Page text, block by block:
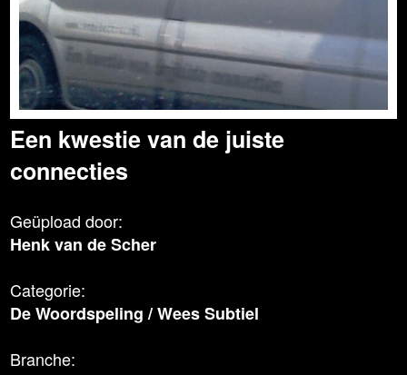
Een kwestie van de juiste
connecties
Geüpload door:
Henk van de Scher
Categorie:
De Woordspeling /Wees Subtiel
Branche: